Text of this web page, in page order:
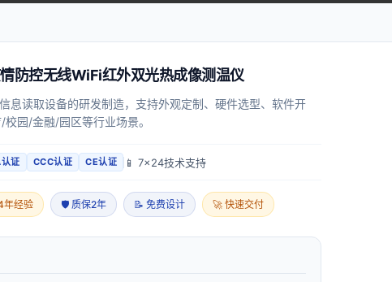
防控无线WiFi红外双光热成像测温仪
息读取设备的研发制造，支持外观定制、硬件选型、软件开
园/金融/园区等行业场景。
证 CCC认证 CE认证 📱 7x24技术支持
年经验 🛡 质保2年 📝 免费设计 🚀 快速交付